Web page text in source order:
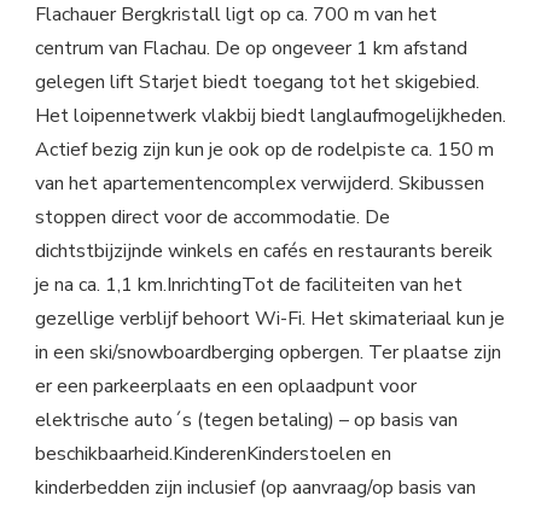
Flachauer Bergkristall ligt op ca. 700 m van het
centrum van Flachau. De op ongeveer 1 km afstand
gelegen lift Starjet biedt toegang tot het skigebied.
Het loipennetwerk vlakbij biedt langlaufmogelijkheden.
Actief bezig zijn kun je ook op de rodelpiste ca. 150 m
van het apartementencomplex verwijderd. Skibussen
stoppen direct voor de accommodatie. De
dichtstbijzijnde winkels en cafés en restaurants bereik
je na ca. 1,1 km.InrichtingTot de faciliteiten van het
gezellige verblijf behoort Wi-Fi. Het skimateriaal kun je
in een ski/snowboardberging opbergen. Ter plaatse zijn
er een parkeerplaats en een oplaadpunt voor
elektrische auto´s (tegen betaling) – op basis van
beschikbaarheid.KinderenKinderstoelen en
kinderbedden zijn inclusief (op aanvraag/op basis van